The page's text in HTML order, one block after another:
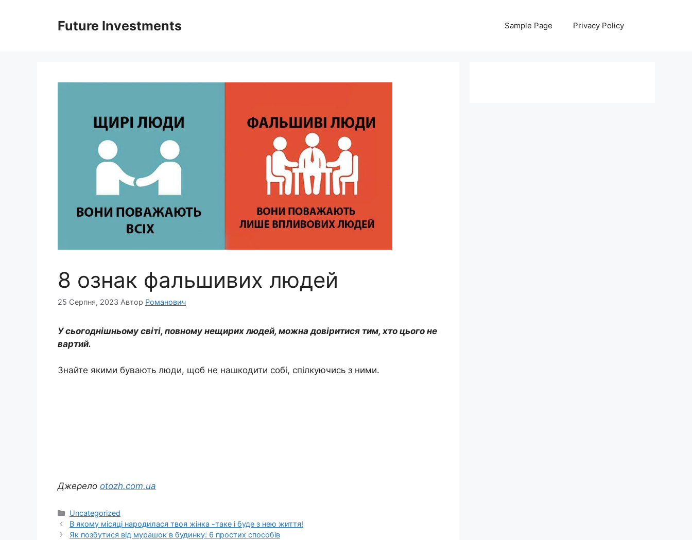
Future Investments Sample Page Privacy Policy
8 ознак фальшивих людей
25 Серпня, 2023 Автор Романович
У сьогоднішньому світі, повному нещирих людей, можна довіритися тим, хто цього не
вартий.
Знайте якими бувають люди, щоб не нашкодити собі, спілкуючись з ними.
Джерело otozh.com.ua
Категорії
Uncategorized
В якому місяці народилася твоя жінка -таке і буде з нею життя!
Як позбутися від мурашок в будинку: 6 простих способів